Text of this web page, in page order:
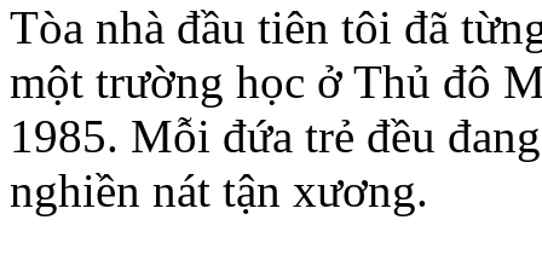
Tòa nhà đầu tiên tôi đã
một trường học ở Thủ đô
1985. Mỗi đứa trẻ đều
nghiền nát tận xương.